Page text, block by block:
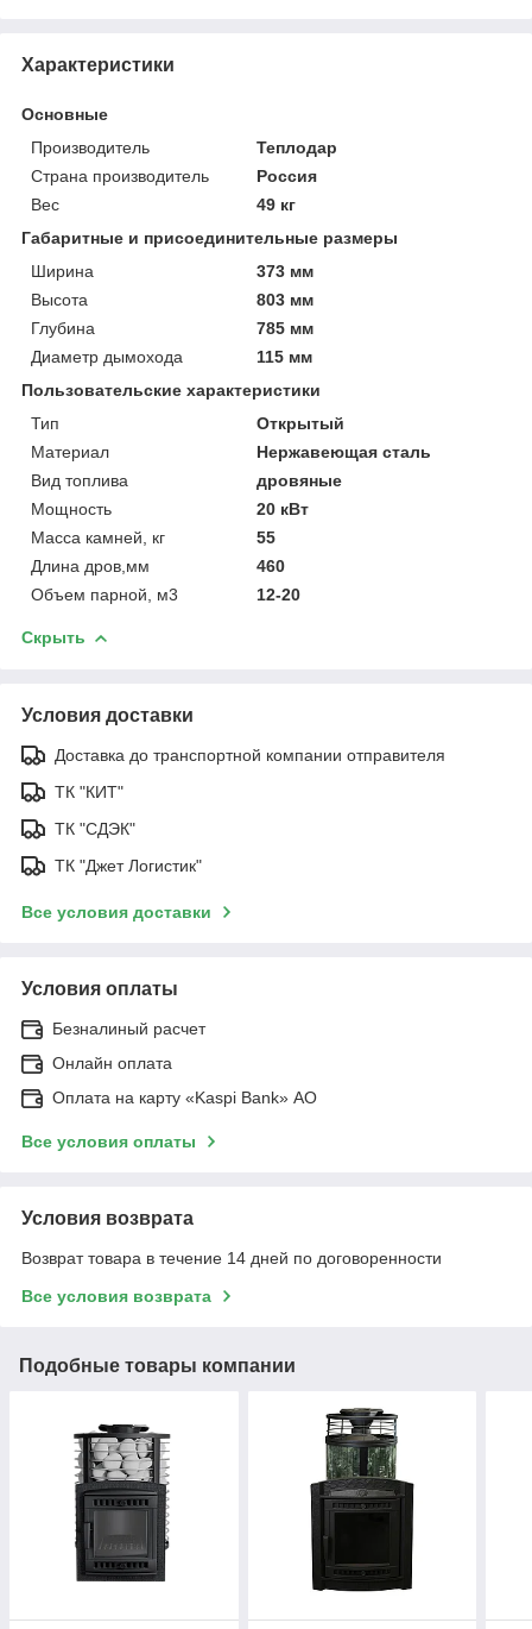
Характеристики
Основные
Производитель
Теплодар
Страна производитель
Россия
Вес
49 кг
Габаритные и присоединительные размеры
Ширина
373 мм
Высота
803 мм
Глубина
785 мм
Диаметр дымохода
115 мм
Пользовательские характеристики
Тип
Открытый
Материал
Нержавеющая сталь
Вид топлива
дровяные
Мощность
20 кВт
Масса камней, кг
55
Длина дров,мм
460
Объем парной, м3
12-20
Скрыть
Условия доставки
Доставка до транспортной компании отправителя
ТК "КИТ"
ТК "СДЭК"
ТК "Джет Логистик"
Все условия доставки
Условия оплаты
Безналиный расчет
Онлайн оплата
Оплата на карту «Kaspi Bank» АО
Все условия оплаты
Условия возврата
Возврат товара в течение 14 дней по договоренности
Все условия возврата
Подобные товары компании